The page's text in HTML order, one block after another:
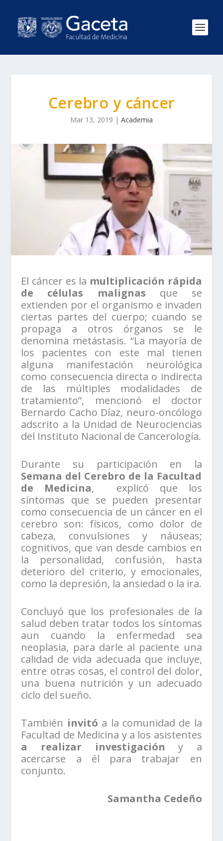
Cerebro y cáncer
Mar 13, 2019 | Academia
El cáncer es la multiplicación rápida
de células malignas que se
extienden por el organismo e invaden
ciertas partes del cuerpo; cuando se
propaga a otros órganos se le
denomina metástasis. “La mayoría de
los pacientes con este mal tienen
alguna manifestación neurológica
como consecuencia directa o indirecta
de las múltiples modalidades de
tratamiento”, mencionó el doctor
Bernardo Cacho Díaz, neuro-oncólogo
adscrito a la Unidad de Neurociencias
del Instituto Nacional de Cancerología.
Durante su participación en la
Semana del Cerebro de la Facultad
de Medicina, explicó que los
síntomas que se pueden presentar
como consecuencia de un cáncer en el
cerebro son: físicos, como dolor de
cabeza, convulsiones y náuseas;
cognitivos, que van desde cambios en
la personalidad, confusión, hasta
deterioro del criterio, y emocionales,
como la depresión, la ansiedad o la ira.
Concluyó que los profesionales de la
salud deben tratar todos los síntomas
aun cuando la enfermedad sea
neoplasia, para darle al paciente una
calidad de vida adecuada que incluye,
entre otras cosas, el control del dolor,
una buena nutrición y un adecuado
ciclo del sueño.
También invitó a la comunidad de la
Facultad de Medicina y a los asistentes
a realizar
investigación y a
acercarse a él para trabajar en
conjunto.
Samantha Cedeño